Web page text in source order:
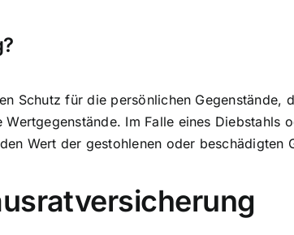
Schutz für die persönlichen Gegenstände,
Im Falle eines Diebstahls
Wert der gestohlenen oder beschädigten